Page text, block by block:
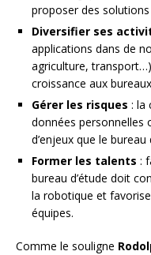
proposer des
Diversifier ses
applications dans de
agriculture,
croissance aux
Gérer les risques : la
données personnelles
d’enjeux que le
Former les talents :
bureau d’étude doit
la robotique et
équipes.
Comme le souligne